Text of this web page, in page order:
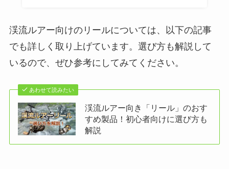
渓流ルアー向けのリールについては、以下の記事
でも詳しく取り上げています。選び方も解説して
いるので、ぜひ参考にしてみてください。
あわせて読みたい
渓流ルアー向き「リール」のおす
すめ製品！初心者向けに選び方も
解説